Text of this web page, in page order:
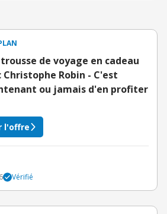
de voyage en cadeau
Christophe Robin - C'est
ou jamais d'en profiter
l'offre
Vérifié